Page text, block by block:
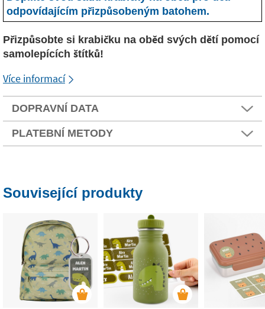
odpovídajícím přizpůsobeným batohem.
Přizpůsobte si krabičku na oběd svých dětí pomocí
samolepících štítků!
Více informací
DOPRAVNÍ DATA
PLATEBNÍ METODY
Související produkty